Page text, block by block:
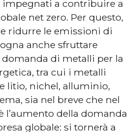
impegnati a contribuire a
net zero. Per questo,
ridurre le emissioni di
anche sfruttare
domanda di metalli per la
tra cui i metalli
litio, nichel, alluminio,
sia nel breve che nel
l’aumento della domanda
globale: si tornerà a